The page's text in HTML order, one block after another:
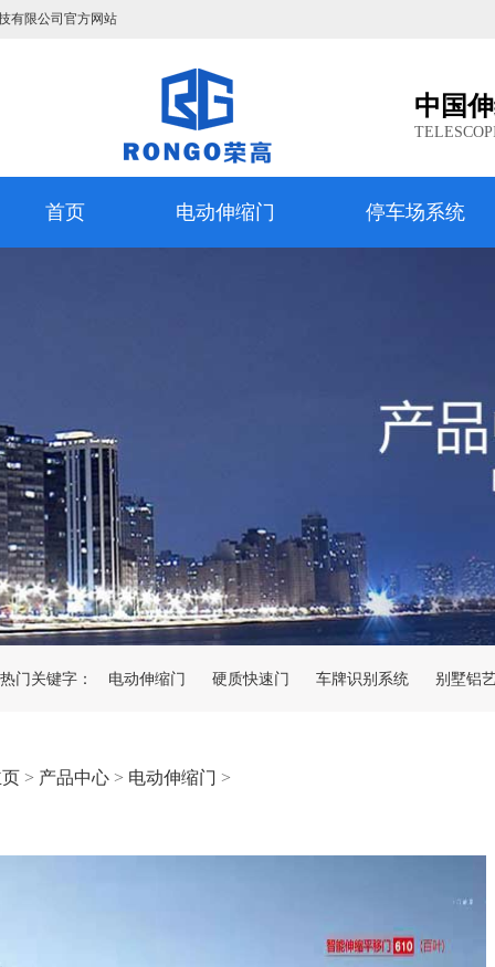
有限公司官方网站
中国
首页 电动伸缩门 停车场系统
热门关键字： 电动伸缩门 硬质快速门 车牌识别系统 别墅铝
> 产品中心 > 电动伸缩门 >